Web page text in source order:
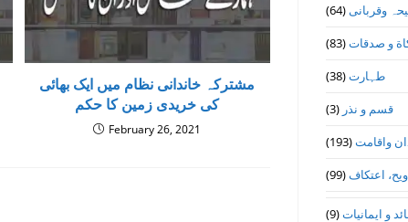
مشترکہ خاندانی نظام میں ایک بھائی
کی خریدی زمین کا حکم
February 26, 2021
وقربانی(64)
و صدقات(83)
طہارت(38)
قسم و نذر (3)
واقامت(193)
اعتكاف(99)
و ایمانیات(9)